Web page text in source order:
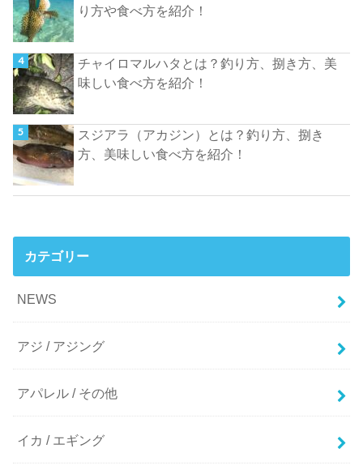
り方や食べ方を紹介！
チャイロマルハタとは？釣り方、捌き方、美
味しい食べ方を紹介！
スジアラ（アカジン）とは？釣り方、捌き
方、美味しい食べ方を紹介！
カテゴリー
NEWS
アジ / アジング
アパレル / その他
イカ / エギング